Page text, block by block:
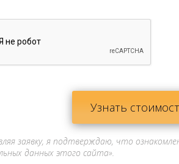
Узнать
заявку, я подтверждаю, что
данных этого сайта».